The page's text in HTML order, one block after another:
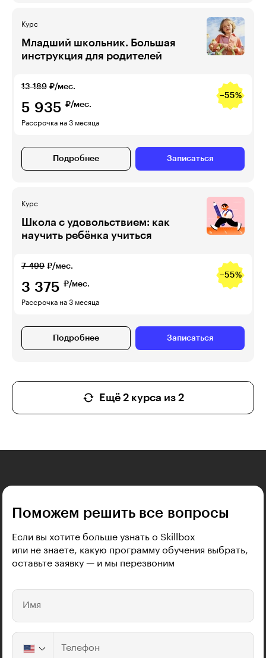
Курс
Младший школьник. Большая
инструкция для родителей
13 189 ₽/мес.
−55%
5 935 ₽/мес.
Рассрочка на 3 месяца
Подробнее Записаться
Курс
Школа с удовольствием: как
научить ребёнка учиться
7 499 ₽/мес.
−55%
3 375 ₽/мес.
Рассрочка на 3 месяца
Подробнее Записаться
Ещё 2 курса из 2
Поможем решить все вопросы
Если вы хотите больше узнать о Skillbox
или не знаете, какую программу обучения выбрать,
оставьте заявку — и мы перезвоним
Имя
Телефон